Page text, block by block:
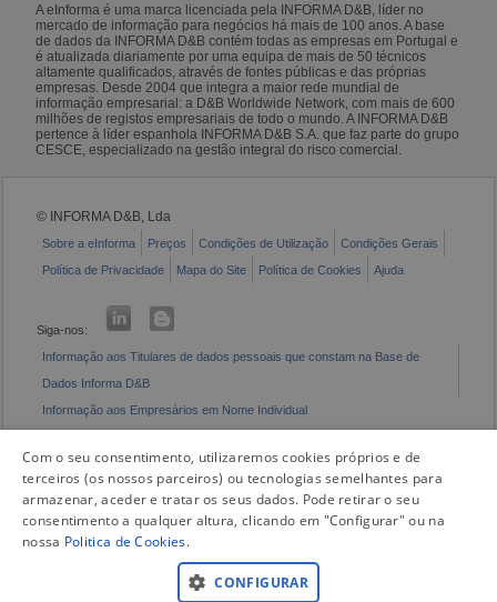
A eInforma é uma marca licenciada pela INFORMA D&B, líder no
mercado de informação para negócios há mais de 100 anos. A base
de dados da INFORMA D&B contém todas as empresas em Portugal e
é atualizada diariamente por uma equipa de mais de 50 técnicos
altamente qualificados, através de fontes públicas e das próprias
empresas. Desde 2004 que integra a maior rede mundial de
informação empresarial: a D&B Worldwide Network, com mais de 600
milhões de registos empresariais de todo o mundo. A INFORMA D&B
pertence à líder espanhola INFORMA D&B S.A. que faz parte do grupo
CESCE, especializado na gestão integral do risco comercial.
© INFORMA D&B, Lda
Sobre a eInforma Preços Condições de Utilização
Condições Gerais
Política de Privacidade
Mapa do Site Política de Cookies Ajuda
Siga-nos:
Informação aos Titulares de dados pessoais que constam na Base de
Dados Informa D&B
Informação aos Empresários em Nome Individual
Com o seu consentimento, utilizaremos cookies próprios e de
terceiros (os nossos parceiros) ou tecnologias semelhantes para
armazenar, aceder e tratar os seus dados. Pode retirar o seu
consentimento a qualquer altura, clicando em "Configurar" ou na
nossa Politica de Cookies.
CONFIGURAR